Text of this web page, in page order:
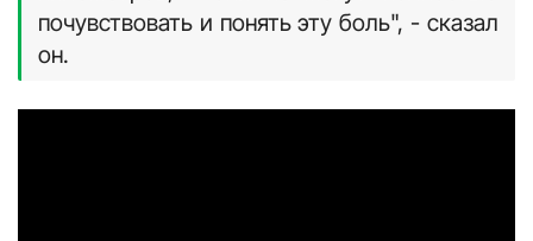
почувствовать и понять эту боль", - сказал
он.